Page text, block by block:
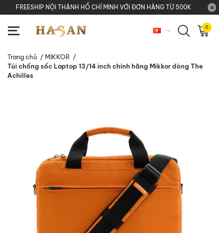
FREESHIP NỘI THÀNH HỒ CHÍ MINH VỚI ĐƠN HÀNG TỪ 500K
0
Trang chủ / MIKKOR /
Túi chống sốc Laptop 13/14 inch chính hãng Mikkor dòng The
Achilles